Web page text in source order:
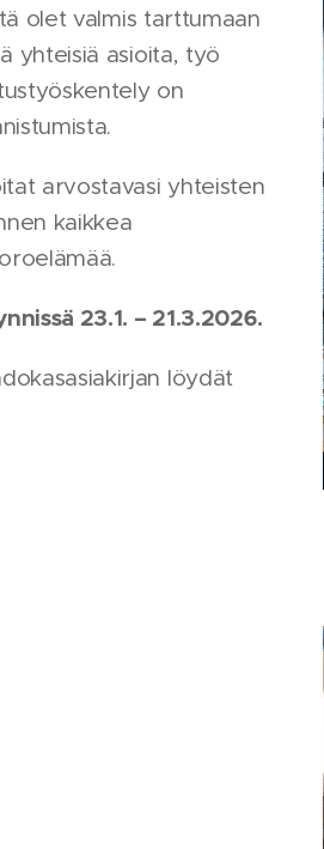
olet valmis tarttumaan
yhteisiä asioita, työ
on
arvostavasi yhteisten
kaikkea
23.1. – 21.3.2026.
löydät